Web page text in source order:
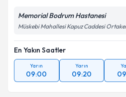
Memorial Bodrum Hastanesi
Müskebi Mahallesi Kapuz Caddesi
En Yakın Saatler
Yarın
09:00
Yarın
09:20